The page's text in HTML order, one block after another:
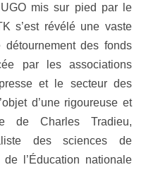
mis sur pied par le
s’est révélé une vaste
des fonds
par les associations
et le secteur des
d’une rigoureuse et
de Charles Tradieu,
des sciences de
de l’Éducation nationale